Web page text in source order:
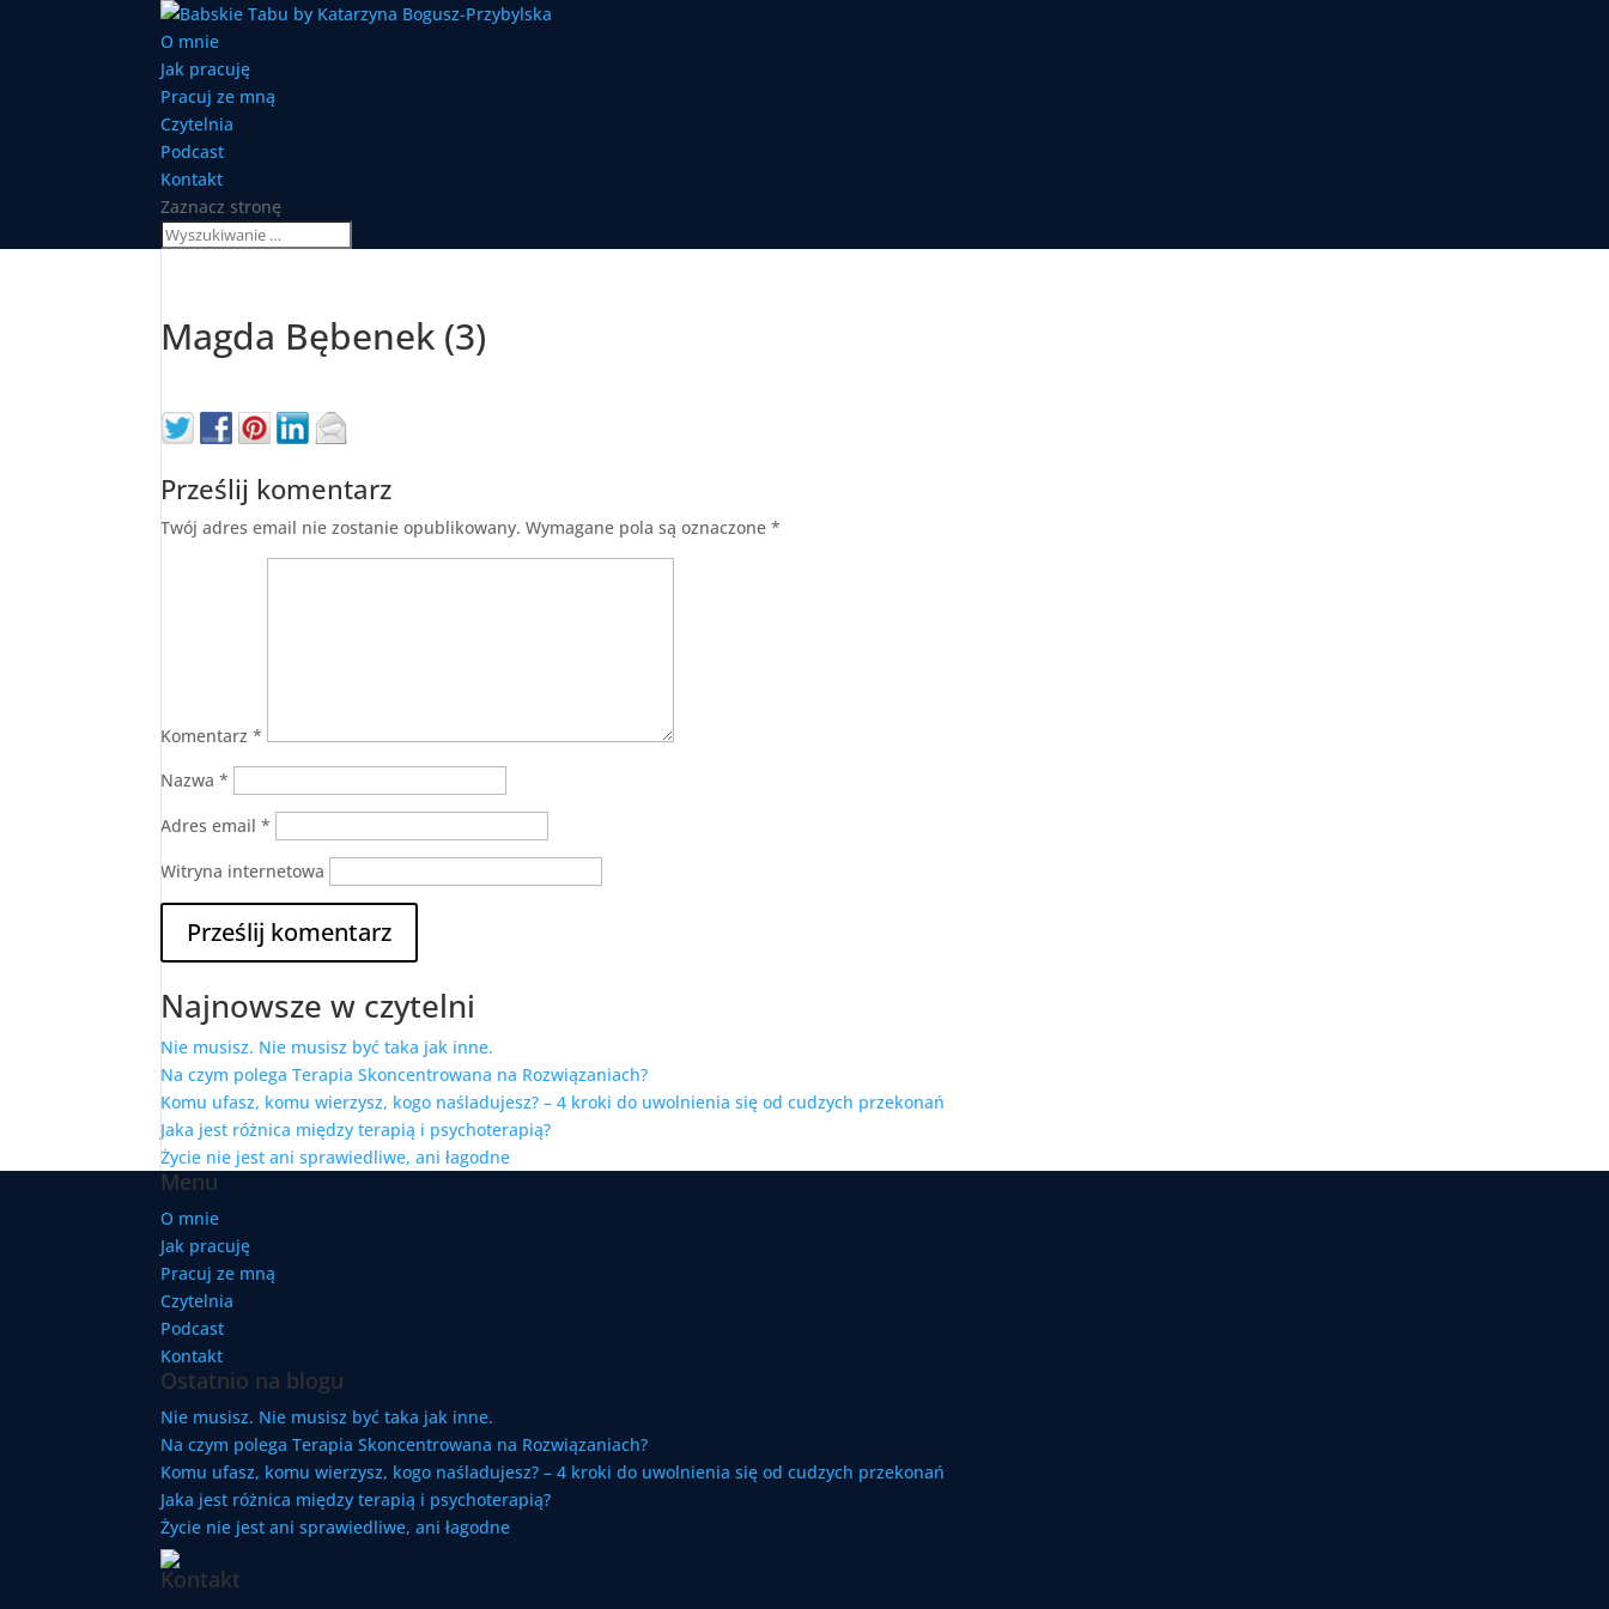
O mnie
Jak pracuję
Pracuj ze mną
Czytelnia
Podcast
Kontakt
Zaznacz stronę
Magda Bębenek (3)
Prześlij komentarz
Twój adres email nie zostanie opublikowany. Wymagane pola są oznaczone*
Komentarz*
Nazwa*
Adres email*
Witryna internetowa
Najnowsze w czytelni
Nie musisz. Nie musisz być taka jak inne.
Na czym polega Terapia Skoncentrowana na Rozwiązaniach?
Komu ufasz, komu wierzysz, kogo naśladujesz? – 4 kroki do uwolnienia się od cudzych przekonań
Jaka jest różnica między terapią i psychoterapią?
Życie nie jest ani sprawiedliwe, ani łagodne
Menu
O mnie
Jak pracuję
Pracuj ze mną
Czytelnia
Podcast
Kontakt
Ostatnio na blogu
Nie musisz. Nie musisz być taka jak inne.
Na czym polega Terapia Skoncentrowana na Rozwiązaniach?
Komu ufasz, komu wierzysz, kogo naśladujesz? – 4 kroki do uwolnienia się od cudzych przekonań
Jaka jest różnica między terapią i psychoterapią?
Życie nie jest ani sprawiedliwe, ani łagodne
Kontakt